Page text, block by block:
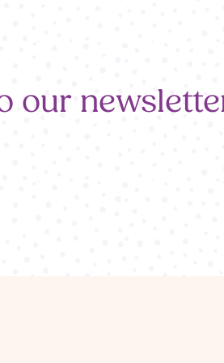
our